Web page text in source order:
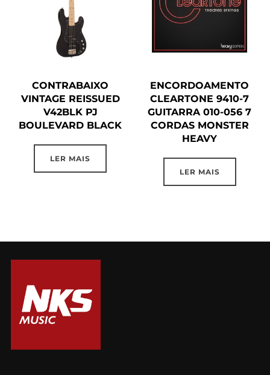
CONTRABAIXO
VINTAGE REISSUED
V42BLK PJ
BOULEVARD BLACK
LER MAIS
ENCORDOAMENTO
CLEARTONE 9410-7
GUITARRA 010-056 7
CORDAS MONSTER
HEAVY
LER MAIS